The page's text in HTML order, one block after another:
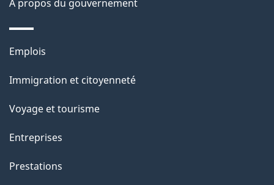
c
e
t
e
a
g
e
À propos du gouvernement
Thèmes
sujets
Emplois
Immigration et citoyenneté
Voyage et tourisme
Entreprises
Prestations